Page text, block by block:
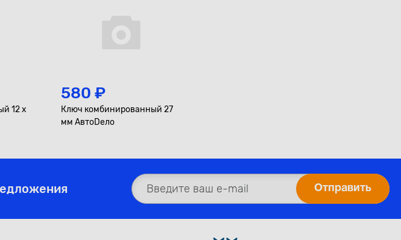
12 x
580 ₽
Ключ комбинированный 27
мм АвтоDело